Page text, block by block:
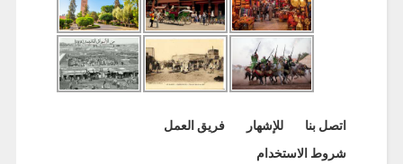
اتصل بنا للإشهار
فريق العمل
شروط الاستخدام